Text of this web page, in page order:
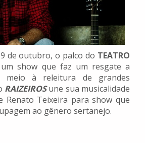
de outubro, o palco do TEATRO
um show que faz um resgate a
meio à releitura de grandes
RAIZEIROSune sua musicalidade
Renato Teixeira para show que
ao gênero sertanejo.